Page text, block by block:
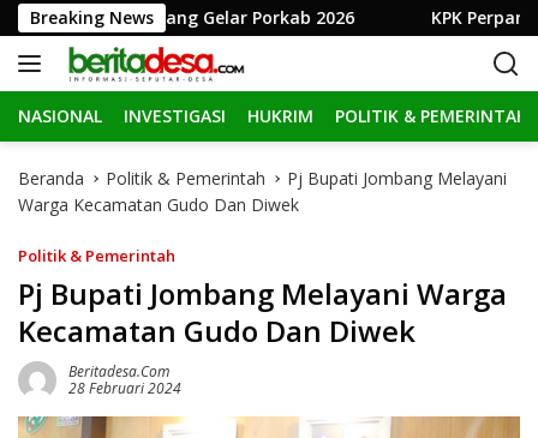
a
g
u
Breaking News
Jombang Gelar Porkab 2026 KPK Perpanjang
NASIONAL INVESTIGASI HUKRIM POLITIK & PEMERINTAH
Beranda Politik & Pemerintah
Pj Bupati Jombang Melayani
Warga Kecamatan Gudo Dan Diwek
Politik & Pemerintah
Pj Bupati Jombang Melayani Warga
Kecamatan Gudo Dan Diwek
Beritadesa.com
28 Februari 2024